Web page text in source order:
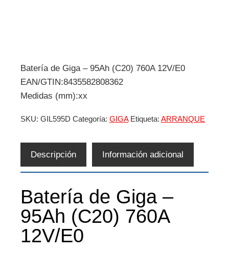
Batería de Giga – 95Ah (C20) 760A 12V/E0
EAN/GTIN:8435582808362
Medidas (mm):xx
SKU: GIL595D Categoría: GIGA Etiqueta: ARRANQUE
Descripción Información adicional
Batería de Giga –
95Ah (C20) 760A
12V/E0